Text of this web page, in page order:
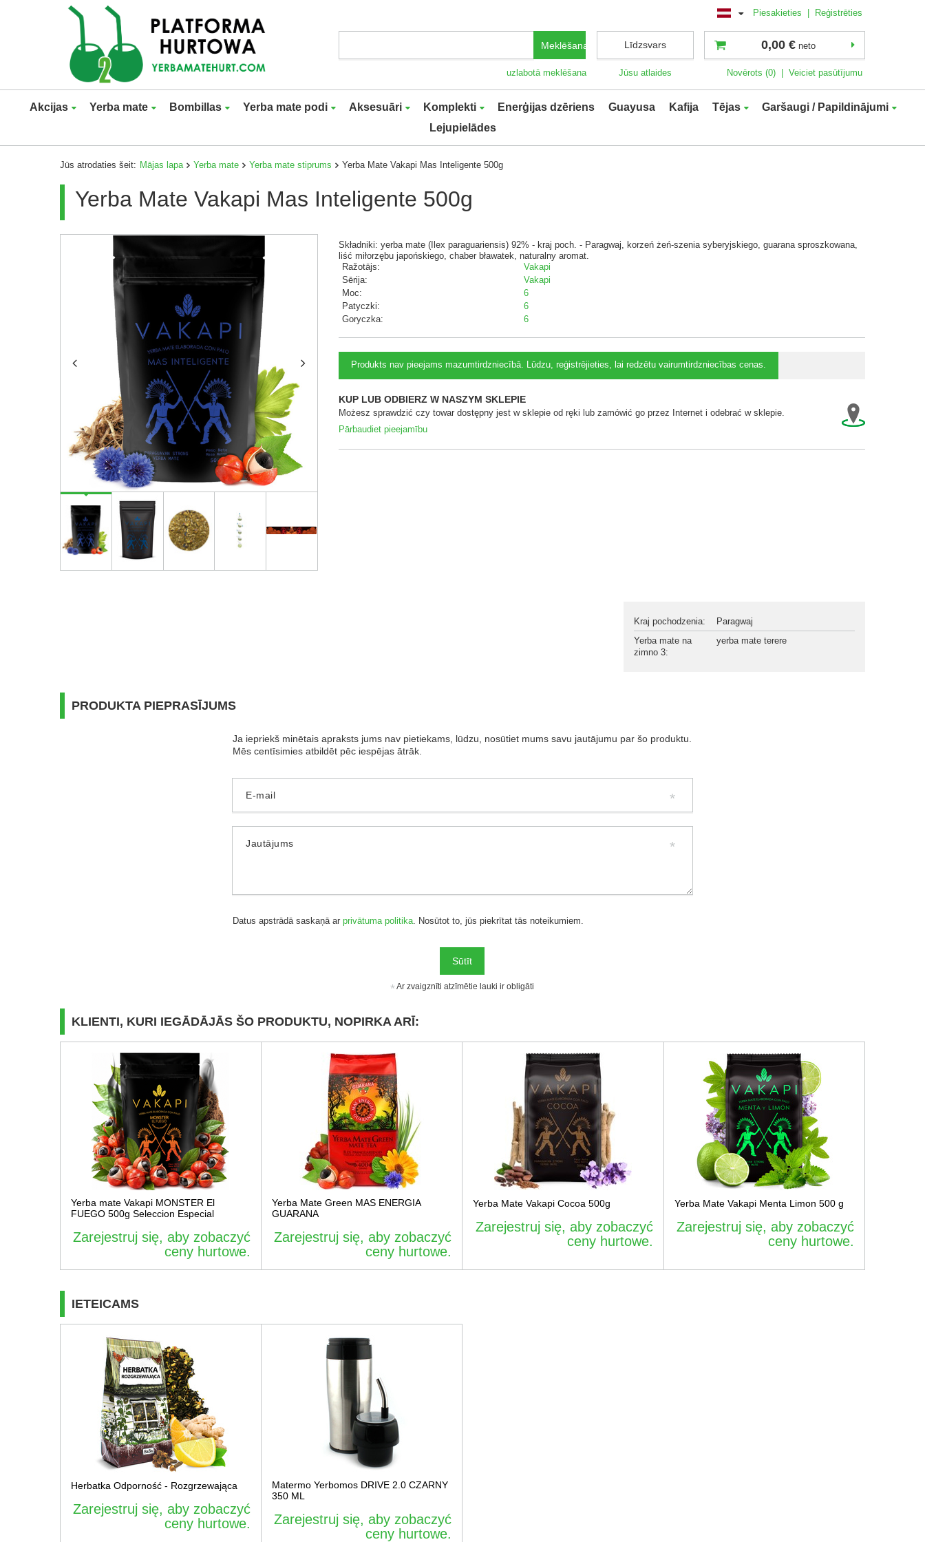
Piesakieties | Reģistrēties
Meklēšana
uzlabotā meklēšana
Līdzsvars
Jūsu atlaides
0,00 € neto
Novērots (0) Veiciet pasūtījumu
Akcijas Yerba mate Bombillas Yerba mate podi Aksesuāri Komplekti Enerģijas dzēriens Guayusa Kafija Tējas
Garšaugi / Papildinājumi
Lejupielādes
Jūs atrodaties šeit: Mājas lapa Yerba mate Yerba mate stiprums Yerba Mate Vakapi Mas Inteligente 500g
Yerba Mate Vakapi Mas Inteligente 500g
Składniki: yerba mate (Ilex paraguariensis) 92% - kraj poch. - Paragwaj, korzeń żeń-szenia syberyjskiego, guarana sproszkowana,
liść miłorzębu japońskiego, chaber bławatek, naturalny aromat.
Ražotājs:
Vakapi
Sērija:
Vakapi
Moc:
6
Patyczki:
6
Goryczka:
6
Produkts nav pieejams mazumtirdzniecībā. Lūdzu, reģistrējieties, lai redzētu vairumtirdzniecības cenas.
KUP LUB ODBIERZ W NASZYM SKLEPIE
Możesz sprawdzić czy towar dostępny jest w sklepie od ręki lub zamówić go przez Internet i odebrać w sklepie.
Pārbaudiet pieejamību
Kraj pochodzenia:
Paragwaj
Yerba mate na
zimno 3:
yerba mate terere
PRODUKTA PIEPRASĪJUMS
Ja iepriekš minētais apraksts jums nav pietiekams, lūdzu, nosūtiet mums savu jautājumu par šo produktu.
Mēs centīsimies atbildēt pēc iespējas ātrāk.
E-mail
Jautājums
Datus apstrādā saskaņā arprivātuma politika. Nosūtot to, jūs piekrītat tās noteikumiem.
Sūtīt
Ar zvaigznīti atzīmētie lauki ir obligāti
KLIENTI, KURI IEGĀDĀJĀS ŠO PRODUKTU, NOPIRKA ARĪ:
Yerba mate Vakapi MONSTER El
FUEGO 500g Seleccion Especial
Zarejestruj się, aby zobaczyć
ceny hurtowe.
Yerba Mate Green MAS ENERGIA
GUARANA
Zarejestruj się, aby zobaczyć
ceny hurtowe.
Yerba Mate Vakapi Cocoa 500g
Zarejestruj się, aby zobaczyć
ceny hurtowe.
Yerba Mate Vakapi Menta Limon 500 g
Zarejestruj się, aby zobaczyć
ceny hurtowe.
IETEICAMS
Herbatka Odporność - Rozgrzewająca
Zarejestruj się, aby zobaczyć
ceny hurtowe.
Matermo Yerbomos DRIVE 2.0 CZARNY
350 ML
Zarejestruj się, aby zobaczyć
ceny hurtowe.